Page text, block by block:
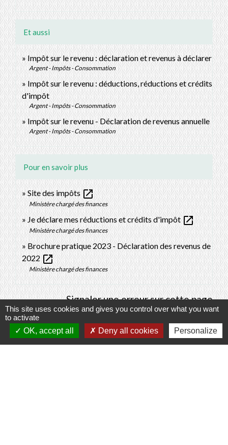
Et aussi
Impôt sur le revenu : déclaration et revenus à déclarer
Argent - Impôts - Consommation
Impôt sur le revenu : déductions, réductions et crédits
d'impôt
Argent - Impôts - Consommation
Impôt sur le revenu - Déclaration de revenus annuelle
Argent - Impôts - Consommation
Pour en savoir plus
Site des impôtsopen_in_new
Ministère chargé des finances
Je déclare mes réductions et crédits d'impôtopen_in_new
Ministère chargé des finances
Brochure pratique 2023 - Déclaration des revenus de
2022open_in_new
Ministère chargé des finances
Signaler une erreur sur cette page
This site uses cookies and gives you control over what you want
to activate
OK, accept all
Deny all cookies Personalize